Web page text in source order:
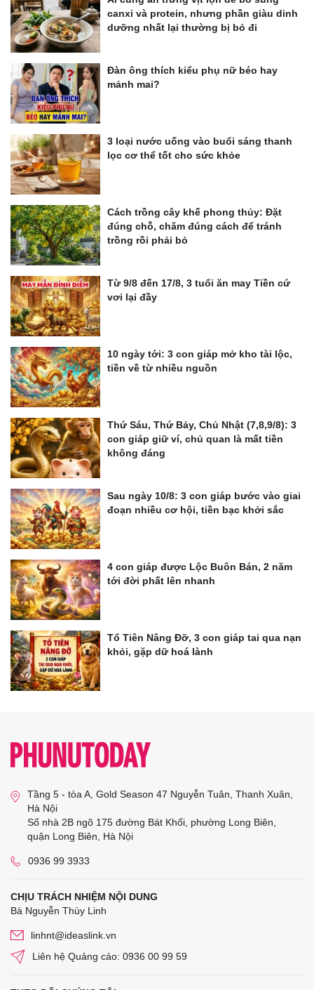
canxi và protein, nhưng phần giàu dinh
dưỡng nhất lại thường bị bỏ đi
Đàn ông thích kiểu phụ nữ béo hay
mảnh mai?
3 loại nước uống vào buổi sáng thanh
lọc cơ thể tốt cho sức khỏe
Cách trồng cây khế phong thủy: Đặt
đúng chỗ, chăm đúng cách để tránh
trồng rồi phải bỏ
Từ 9/8 đến 17/8, 3 tuổi ăn may Tiền cứ
vơi lại đầy
10 ngày tới: 3 con giáp mở kho tài lộc,
tiền về từ nhiều nguồn
Thứ Sáu, Thứ Bảy, Chủ Nhật (7,8,9/8): 3
con giáp giữ ví, chủ quan là mất tiền
không đáng
Sau ngày 10/8: 3 con giáp bước vào giai
đoạn nhiều cơ hội, tiền bạc khởi sắc
4 con giáp được Lộc Buôn Bán, 2 năm
tới đời phất lên nhanh
Tổ Tiên Nâng Đỡ, 3 con giáp tai qua nạn
khỏi, gặp dữ hoá lành
Tầng 5 - tòa A, Gold Season 47 Nguyễn Tuân, Thanh Xuân,
Hà Nội
Số nhà 2B ngõ 175 đường Bát Khối, phường Long Biên,
quận Long Biên, Hà Nội
0936 99 3933
CHỊU TRÁCH NHIỆM NỘI DUNG
Bà Nguyễn Thùy Linh
linhnt@ideaslink.vn
Liên hệ Quảng cáo: 0936 00 99 59